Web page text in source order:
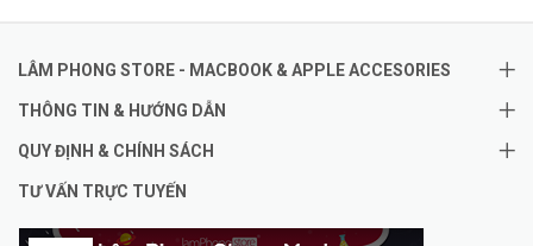
LÂM PHONG STORE - MACBOOK & APPLE ACCESORIES
THÔNG TIN & HƯỚNG DẪN
QUY ĐỊNH & CHÍNH SÁCH
TƯ VẤN TRỰC TUYẾN